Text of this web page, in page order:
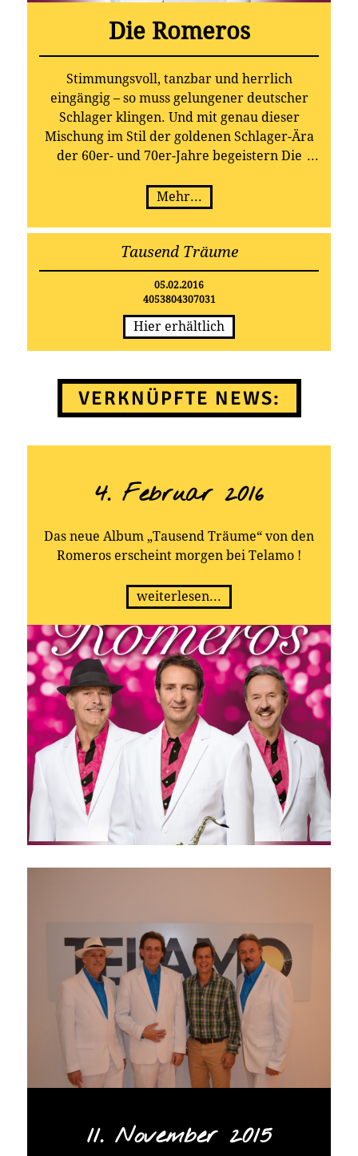
Die Romeros
Stimmungsvoll, tanzbar und herrlich
eingängig – so muss gelungener deutscher
Schlager klingen. Und mit genau dieser
Mischung im Stil der goldenen Schlager-Ära
der 60er- und 70er-Jahre begeistern Die
Album „Tausend Träume“, das am 5. Februar
2016 bei TELAMO erscheint, laden André,
Robby und Ralli mit 14 Titeln zum Tanzen
und Schunkeln, zum Schwelgen in
Erinnerungen und eben zum Träumen ein.
Mehr...
Tausend Träume
05.02.2016
4053804307031
Hier erhältlich
VERKNÜPFTE NEWS:
4. Februar 2016
Das neue Album „Tausend Träume“ von den
Romeros erscheint morgen bei Telamo !
weiterlesen...
11. November 2015